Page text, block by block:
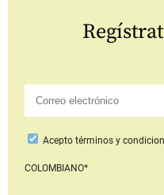
Aceptotérminos y
COLOMBIANO*